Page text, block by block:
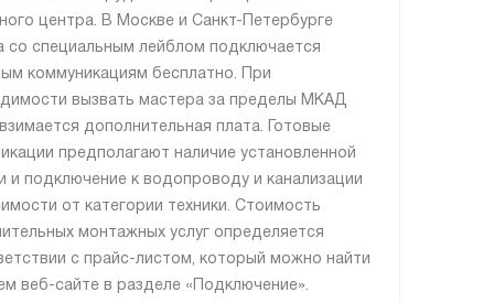
центра. В Москве и Санкт-Петербурге
со специальным лейблом подключается
коммуникациям бесплатно. При
вызвать мастера за пределы МКАД
дополнительная плата. Готовые
предполагают наличие установленной
и подключение к водопроводу и канализации
от категории техники. Стоимость
монтажных услуг определяется
с прайс-листом, который можно найти
веб-сайте в разделе «Подключение».